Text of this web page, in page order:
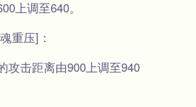
调至640。
压]：
击距离由900上调至940